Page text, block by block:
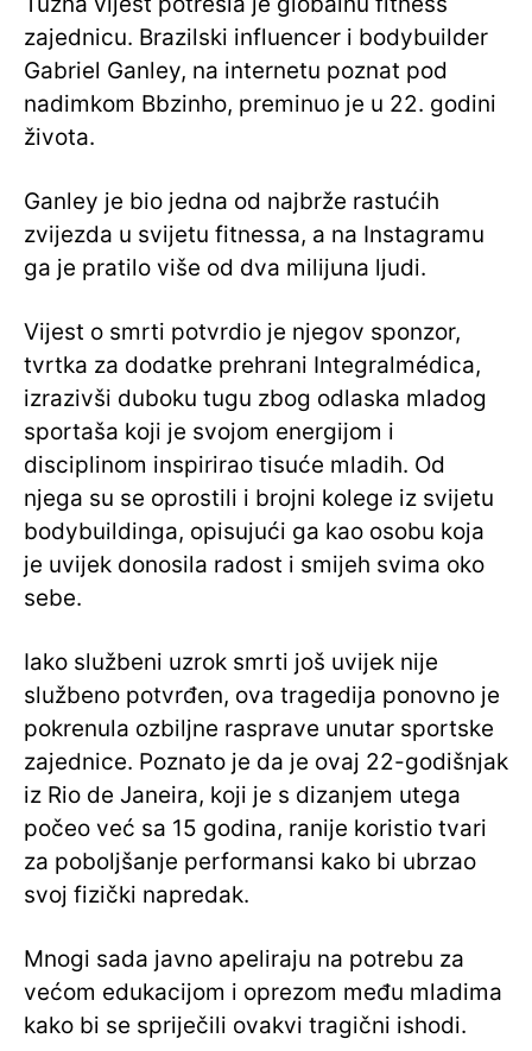
zajednicu. Brazilski influencer i bodybuilder
Gabriel Ganley, na internetu poznat pod
nadimkom Bbzinho, preminuo je u 22. godini
života.
Ganley je bio jedna od najbrže rastućih
zvijezda u svijetu fitnessa, a na Instagramu
ga je pratilo više od dva milijuna ljudi.
Vijest o smrti potvrdio je njegov sponzor,
tvrtka za dodatke prehrani Integralmédica,
izrazivši duboku tugu zbog odlaska mladog
sportaša koji je svojom energijom i
disciplinom inspirirao tisuće mladih. Od
njega su se oprostili i brojni kolege iz svijetu
bodybuildinga, opisujući ga kao osobu koja
je uvijek donosila radost i smijeh svima oko
sebe.
Iako službeni uzrok smrti još uvijek nije
službeno potvrđen, ova tragedija ponovno je
pokrenula ozbiljne rasprave unutar sportske
zajednice. Poznato je da je ovaj 22-godišnjak
iz Rio de Janeira, koji je s dizanjem utega
počeo već sa 15 godina, ranije koristio tvari
za poboljšanje performansi kako bi ubrzao
svoj fizički napredak.
Mnogi sada javno apeliraju na potrebu za
većom edukacijom i oprezom među mladima
kako bi se spriječili ovakvi tragični ishodi.